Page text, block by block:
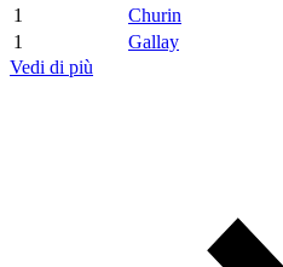
1
Churin
1
Gallay
Vedi di più